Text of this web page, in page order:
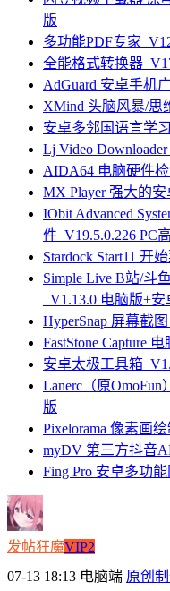
版
多功能PDF专家
全能格式转换器
AdGuard 安卓手机
XMind 头脑风暴/思
安卓多邻国语言学
Lj Video
AIDA64 电脑硬件
MX Player 强大的
IObit Advanced
件_V19.5.0.226 PC
Stardock Start11 开
Simple Live B站/斗
_V1.13.0 电脑版+
HyperSnap 屏幕截
FastStone Capture
安卓太极工具箱
Lanerc（原
版
Pixelorama 像素画
myDV 第三方抖音
Fing Pro 安卓多功
发帖狂魔VIP2
07-13 18:13 电脑端 原创